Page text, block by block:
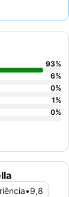
criando
banheira de
•9,8
93%
6%
0%
1%
0%